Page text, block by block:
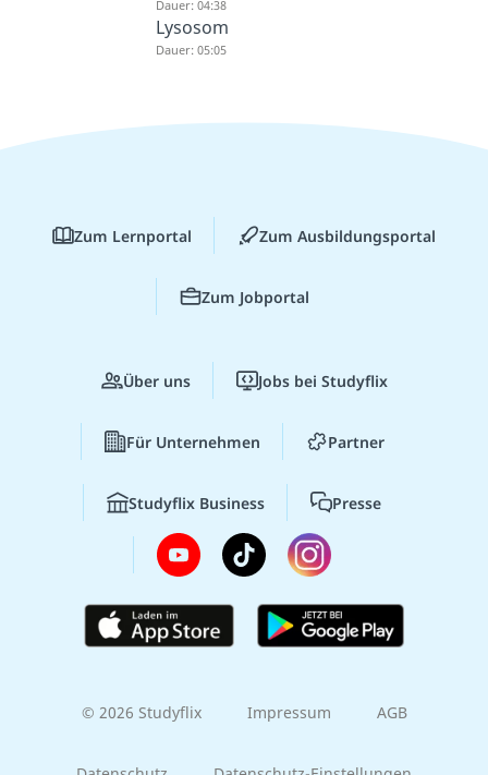
Dauer: 04:38
Lysosom
Dauer: 05:05
Zum Lernportal Zum Ausbildungsportal
Zum Jobportal
Über uns Jobs bei Studyflix
Für Unternehmen Partner
Studyflix Business Presse
© 2026 Studyflix Impressum AGB